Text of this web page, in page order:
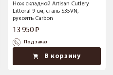
Нож складной Artisan Cutlery
Littoral 9 см, сталь S35VN,
рукоять Carbon
13 950
Под заказ
В корзину